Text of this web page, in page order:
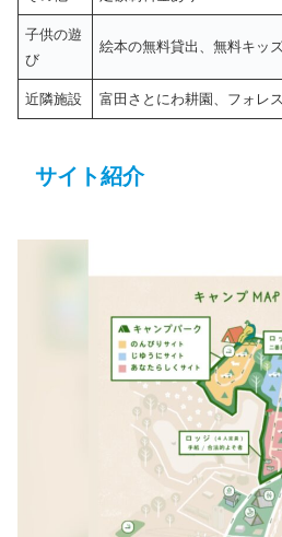
子供の遊
び
絵本の無料貸出、無料キッ
近隣施設 富田さとにわ耕園、フォレ
サイト紹介